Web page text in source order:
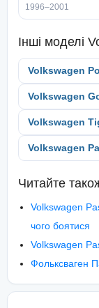
1996–2001
Інші моделі
Volkswagen
Volkswagen
Volkswagen
Volkswagen
Читайте
Volkswagen
чого боятися
Volkswagen
Фольксваген